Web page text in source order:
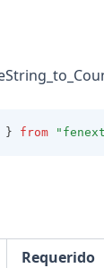
} from
Requerido